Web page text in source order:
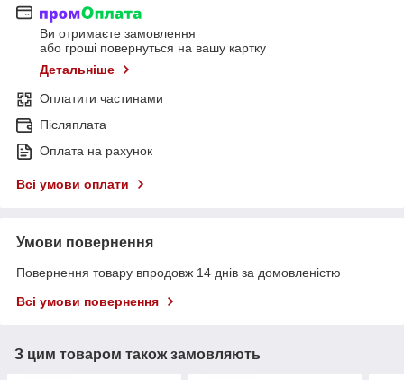
Ви отримаєте замовлення
або гроші повернуться на вашу картку
Детальніше
Оплатити частинами
Післяплата
Оплата на рахунок
Всі умови оплати
Умови повернення
Повернення товару впродовж 14 днів за домовленістю
Всі умови повернення
З цим товаром також замовляють